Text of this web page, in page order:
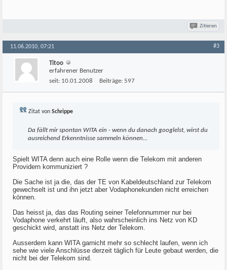
Zitieren
11.06.2010, 07:21 #3
Titoo
erfahrener Benutzer
seit: 10.01.2008 Beiträge: 597
Zitat von Schrippe
Da fällt mir spontan WITA ein - wenn du danach googlelst, wirst du
ausreichend Erkenntnisse sammeln können...
Spielt WITA denn auch eine Rolle wenn die Telekom mit anderen
Providern kommuniziert ?
Die Sache ist ja die, das der TE von Kabeldeutschland zur Telekom
gewechselt ist und ihn jetzt aber Vodaphonekunden nicht erreichen
können.
Das heisst ja, das das Routing seiner Telefonnummer nur bei
Vodaphone verkehrt läuft, also wahrscheinlich ins Netz von KD
geschickt wird, anstatt ins Netz der Telekom.
Ausserdem kann WITA garnicht mehr so schlecht laufen, wenn ich
sehe wie viele Anschlüsse derzeit täglich für Leute gebaut werden, die
nicht bei der Telekom sind.